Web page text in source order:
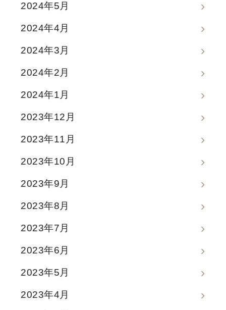
2024年5月
2024年4月
2024年3月
2024年2月
2024年1月
2023年12月
2023年11月
2023年10月
2023年9月
2023年8月
2023年7月
2023年6月
2023年5月
2023年4月